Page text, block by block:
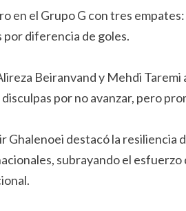
en el Grupo G con tres
por diferencia de goles.
Beiranvand y Mehdi
por no avanzar, pero
Ghalenoei destacó la
subrayando el